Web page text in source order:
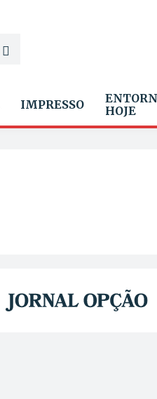
IMPRESSO
HOJE